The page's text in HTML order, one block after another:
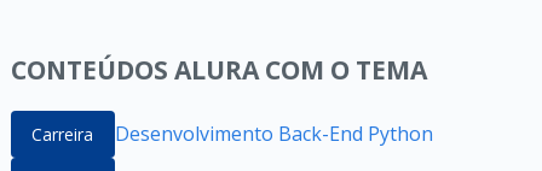
CONTEÚDOS ALURA COM O TEMA
Carreira Desenvolvimento Back-End Python